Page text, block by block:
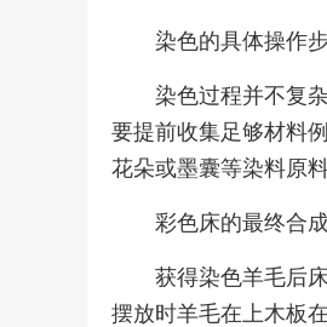
染色的具体操作
染色过程并不复
要提前收集足够材料
花朵或墨囊等染料原
彩色床的最终合
获得染色羊毛后
摆放时羊毛在上木板